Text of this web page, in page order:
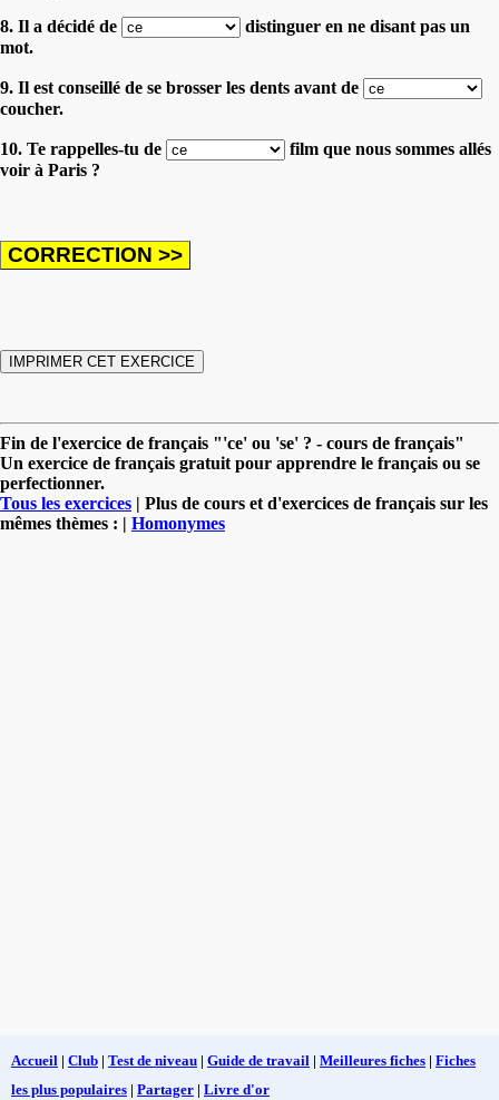
8. Il a décidé de
distinguer en ne disant pas un
mot.
9. Il est conseillé de se brosser les dents avant de
coucher.
10. Te rappelles-tu de
film que nous sommes allés
voir à Paris ?
Fin de l'exercice de français "'ce' ou 'se' ? - cours de français"
Un exercice de français gratuit pour apprendre le français ou se
perfectionner.
Tous les exercices | Plus de cours et d'exercices de français sur les
mêmes thèmes : | Homonymes
Accueil | Club | Test de niveau | Guide de travail | Meilleures fiches | Fiches
les plus populaires | Partager | Livre d'or